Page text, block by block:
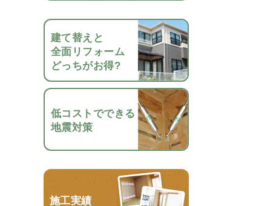
建て替えと
全面リフォーム
どっちがお得?
低コストでできる
地震対策
施工実績